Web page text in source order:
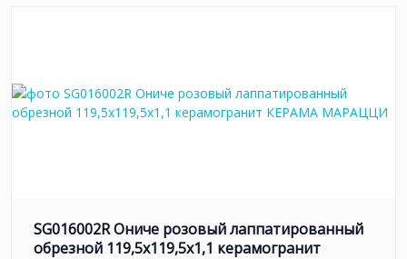
SG016002R Ониче розовый лаппатированный
обрезной 119,5x119,5x1,1 керамогранит